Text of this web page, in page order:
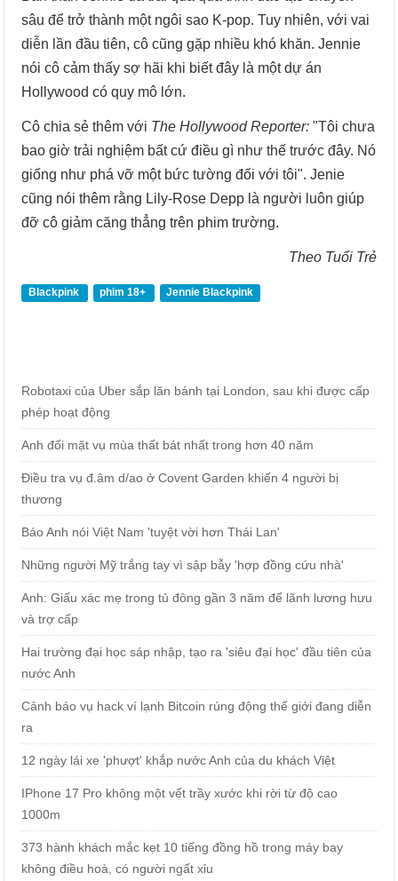
sâu để trở thành một ngôi sao K-pop. Tuy nhiên, với vai
diễn lần đầu tiên, cô cũng gặp nhiều khó khăn. Jennie
nói cô cảm thấy sợ hãi khi biết đây là một dự án
Hollywood có quy mô lớn.
Cô chia sẻ thêm với The Hollywood Reporter: "Tôi chưa
bao giờ trải nghiệm bất cứ điều gì như thế trước đây. Nó
giống như phá vỡ một bức tường đối với tôi". Jenie
cũng nói thêm rằng Lily-Rose Depp là người luôn giúp
đỡ cô giảm căng thẳng trên phim trường.
Theo Tuổi Trẻ
Blackpink phim 18+ Jennie Blackpink
Robotaxi của Uber sắp lăn bánh tại London, sau khi được cấp
phép hoạt động
Anh đối mặt vụ mùa thất bát nhất trong hơn 40 năm
Điều tra vụ đ.âm d/ao ở Covent Garden khiến 4 người bị
thương
Báo Anh nói Việt Nam 'tuyệt vời hơn Thái Lan'
Những người Mỹ trắng tay vì sập bẫy 'hợp đồng cứu nhà'
Anh: Giấu xác mẹ trong tủ đông gần 3 năm để lãnh lương hưu
và trợ cấp
Hai trường đại học sáp nhập, tạo ra 'siêu đại học' đầu tiên của
nước Anh
Cảnh báo vụ hack ví lạnh Bitcoin rúng động thế giới đang diễn
ra
12 ngày lái xe 'phượt' khắp nước Anh của du khách Việt
IPhone 17 Pro không một vết trầy xước khi rời từ độ cao
1000m
373 hành khách mắc kẹt 10 tiếng đồng hồ trong máy bay
không điều hoà, có người ngất xỉu